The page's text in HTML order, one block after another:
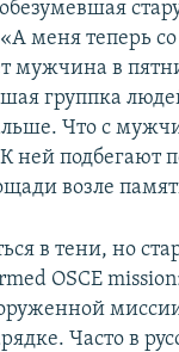
меня теперь
мужчина в
группка
Что с
ней подбегают
возле
в тени, но
OSCE
Часто в